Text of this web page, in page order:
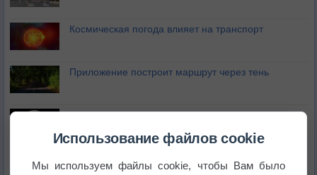
Космическая погода влияет на транспорт
Приложение построит маршрут через тень
Атмосфера начала замерзать
Использование файлов cookie
Мы используем файлы cookie, чтобы Вам было